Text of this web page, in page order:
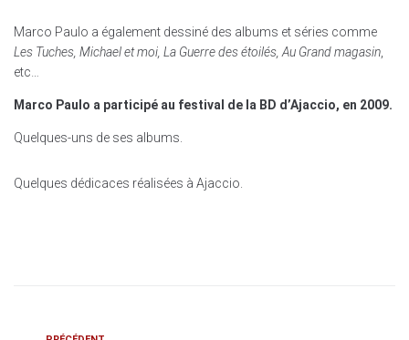
Marco Paulo a également dessiné des albums et séries comme
Les Tuches, Michael et moi, La Guerre des étoilés, Au Grand magasin
etc…
Marco Paulo a participé au festival de la BD d’Ajaccio, en 2009.
Quelques-uns de ses albums.
Quelques dédicaces réalisées à Ajaccio.